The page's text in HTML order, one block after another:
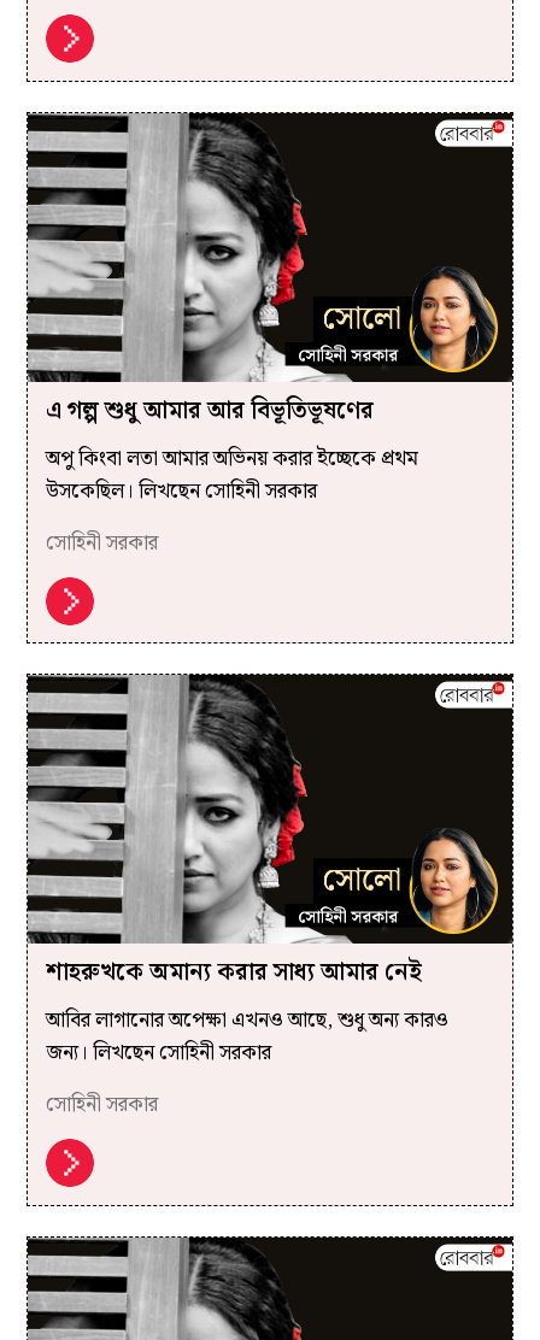
এ গল্প শুধু আমার আর বিভূতিভূষণের
অপু কিংবা লতা আমার অভিনয় করার ইচ্ছেকে প্রথম
উসকেছিল। লিখছেন সোহিনী সরকার
সোহিনী সরকার
শাহরুখকে অমান্য করার সাধ্য আমার নেই
আবির লাগানোর অপেক্ষা এখনও আছে, শুধু অন্য কারও
জন্য। লিখছেন সোহিনী সরকার
সোহিনী সরকার